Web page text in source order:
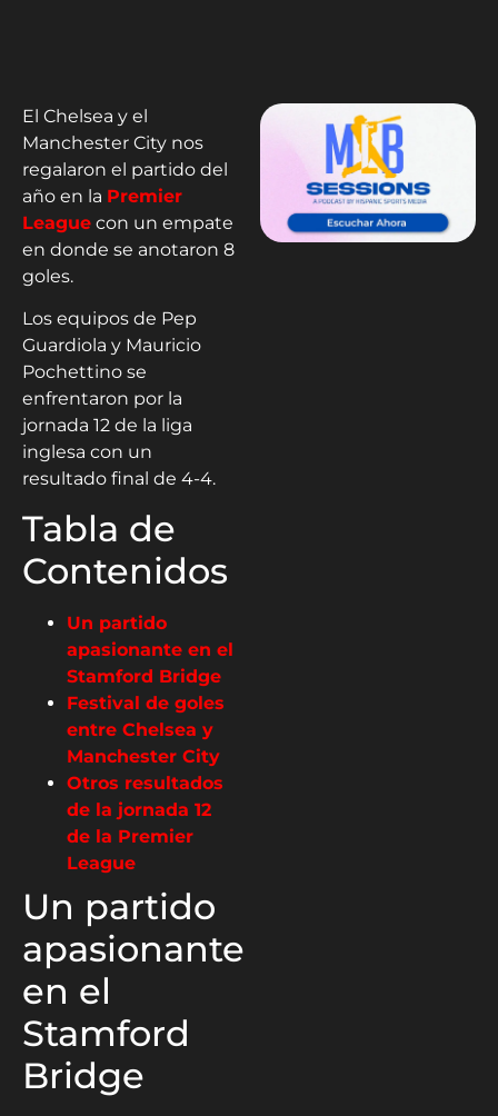
El Chelsea y el
Manchester City nos
regalaron el partido del
año en la Premier
League con un empate
en donde se anotaron 8
goles.
Los equipos de Pep
Guardiola y Mauricio
Pochettino se
enfrentaron por la
jornada 12 de la liga
inglesa con un
resultado final de 4-4.
Tabla de
Contenidos
Un partido
apasionante en el
Stamford Bridge
Festival de goles
entre Chelsea y
Manchester City
Otros resultados
de la jornada 12
de la Premier
League
Un partido
apasionante
en el
Stamford
Bridge